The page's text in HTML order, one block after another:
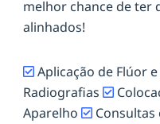
melhor chance de ter
alinhados!
Aplicação de Flúor
Radiografias
Aparelho
Consultas